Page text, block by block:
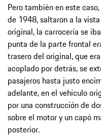
Pero también en este
de 1948, saltaron a la
original, la carrocería se
punta de la parte frontal
trasero del original, que
acoplado por detrás, se
pasajeros hasta justo
adelante, en el vehículo
por una construcción de
sobre el motor y un capó
posterior.